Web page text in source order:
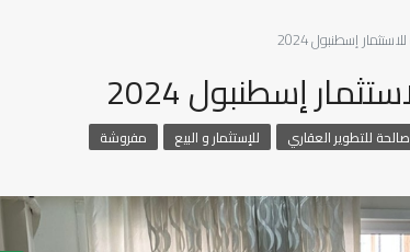
صالحة للتطوير العقاري للإستثمار و البيع مفروشة